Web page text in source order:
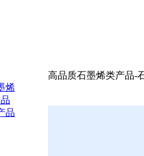
烯
品
高品质石墨烯类产品-